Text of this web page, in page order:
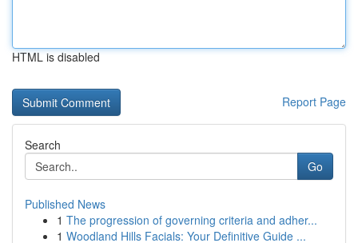
HTML is disabled
Report Page
Search
Go
Published News
1 The progression of governing criteria and adher...
1 Woodland Hills Facials: Your Definitive Guide ...